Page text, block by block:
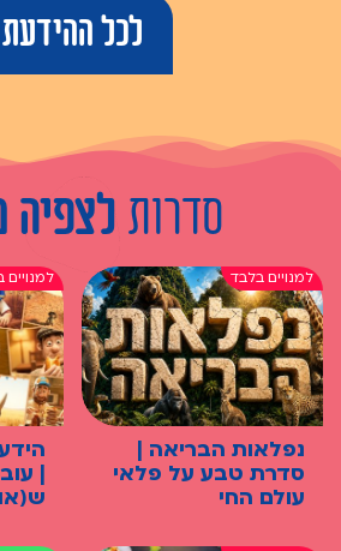
לכל ההידעת
סדרות
נפלאות הבריאה |
סדרת טבע על פלאי
עולם החי
|